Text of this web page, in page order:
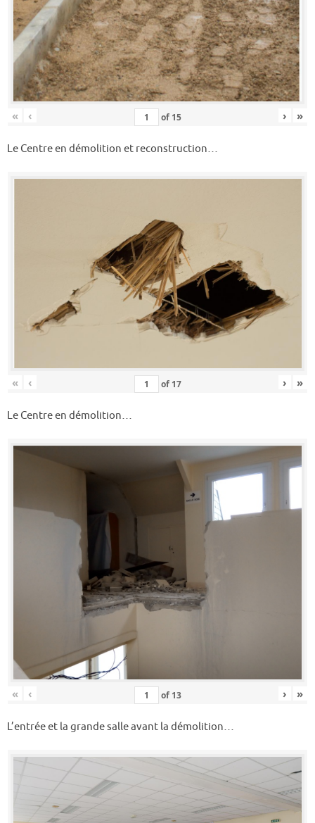
« ‹ of 15 › »
Le Centre en démolition et reconstruction…
« ‹ of 17 › »
Le Centre en démolition…
« ‹ of 13 › »
L’entrée et la grande salle avant la démolition…